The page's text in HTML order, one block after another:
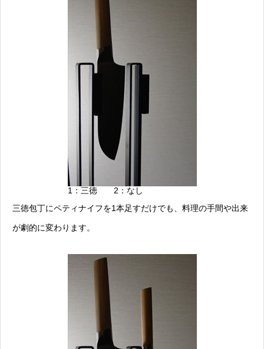
1：三徳 2：なし
三徳包丁にペティナイフを1本足すだけでも、料理の手間や出来
が劇的に変わります。